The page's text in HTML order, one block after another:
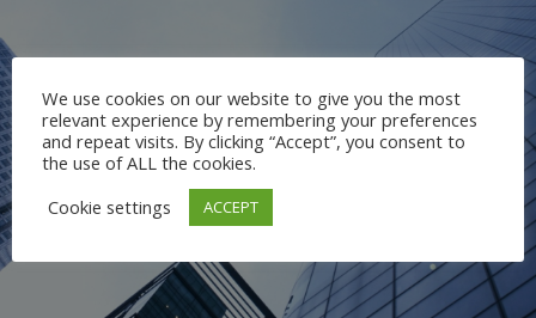
We use cookies on our website to give you the most
relevant experience by remembering your preferences
and repeat visits. By clicking “Accept”, you consent to
the use of ALL the cookies.
Cookie settings
ACCEPT